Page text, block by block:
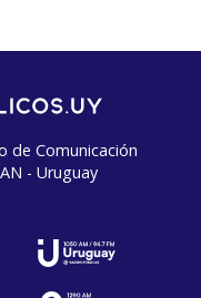
de Comunicación
- Uruguay